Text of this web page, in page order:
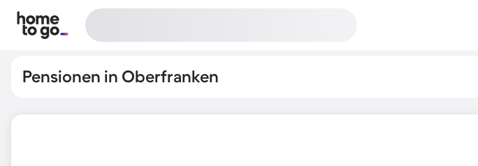
Pensionen in Oberfranken